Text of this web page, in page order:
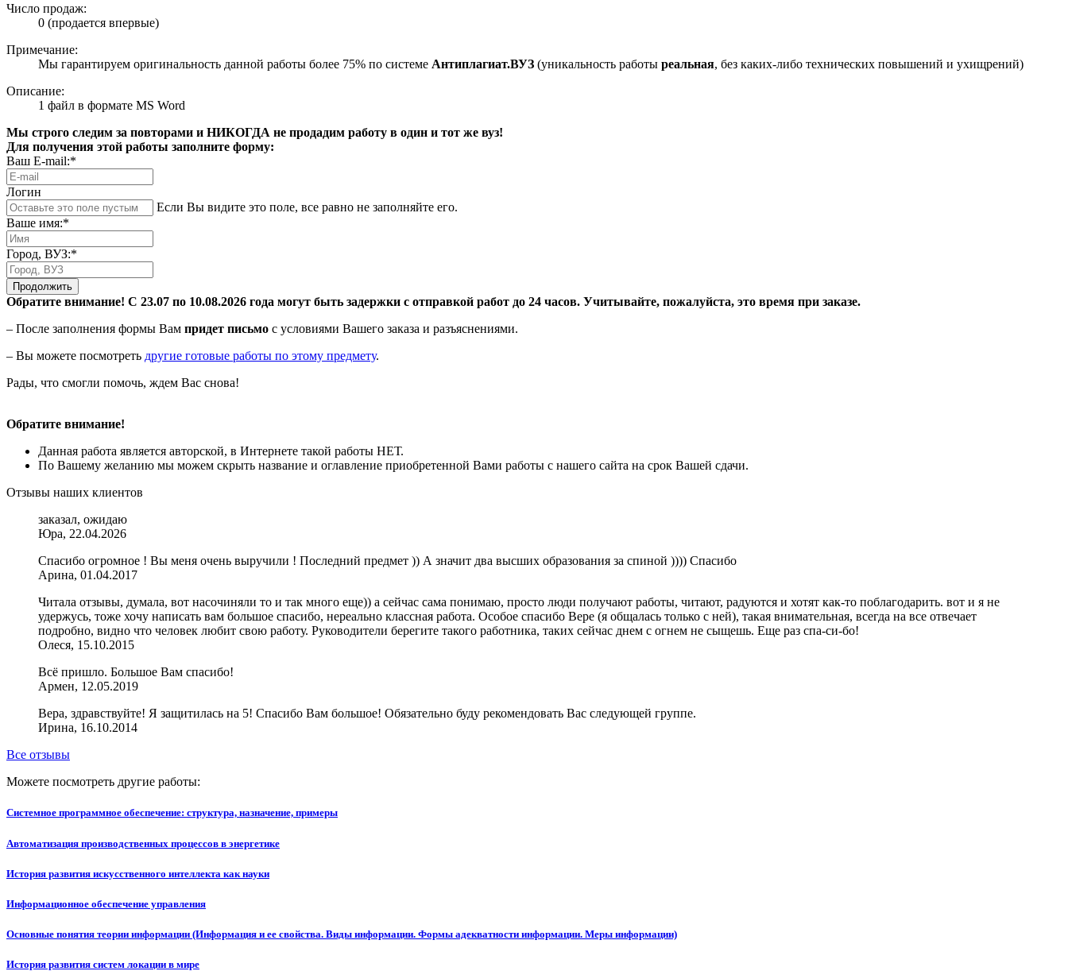
Число продаж:
0 (продается впервые)
Примечание:
Мы гарантируем оригинальность данной работы более 75% по системе Антиплагиат.ВУЗ (уникальность работы реальная, без каких-либо технических повышений и ухищрений)
Описание:
1 файл в формате MS Word
Мы строго следим за повторами и НИКОГДА не продадим работу в один и тот же вуз!
Для получения этой работы заполните форму:
Ваш E-mail:*
Логин
Если Вы видите это поле, все равно не заполняйте его.
Ваше имя:*
Город, ВУЗ:*
Продолжить
Обратите внимание! С 23.07 по 10.08.2026 года могут быть задержки с отправкой работ до 24 часов. Учитывайте, пожалуйста, это время при заказе.
– После заполнения формы Вам придет письмо с условиями Вашего заказа и разъяснениями.
– Вы можете посмотреть другие готовые работы по этому предмету.
Рады, что смогли помочь, ждем Вас снова!
Обратите внимание!
Данная работа является авторской, в Интернете такой работы НЕТ.
По Вашему желанию мы можем скрыть название и оглавление приобретенной Вами работы с нашего сайта на срок Вашей сдачи.
Отзывы наших клиентов
заказал, ожидаю
Юра, 22.04.2026
Спасибо огромное ! Вы меня очень выручили ! Последний предмет )) А значит два высших образования за спиной )))) Спасибо
Арина, 01.04.2017
Читала отзывы, думала, вот насочиняли то и так много еще)) а сейчас сама понимаю, просто люди получают работы, читают, радуются и хотят как-то поблагодарить. вот и я не
удержусь, тоже хочу написать вам большое спасибо, нереально классная работа. Особое спасибо Вере (я общалась только с ней), такая внимательная, всегда на все отвечает
подробно, видно что человек любит свою работу. Руководители берегите такого работника, таких сейчас днем с огнем не сыщешь. Еще раз спа-си-бо!
Олеся, 15.10.2015
Всё пришло. Большое Вам спасибо!
Армен, 12.05.2019
Вера, здравствуйте! Я защитилась на 5! Спасибо Вам большое! Обязательно буду рекомендовать Вас следующей группе.
Ирина, 16.10.2014
Все отзывы
Можете посмотреть другие работы:
Системное программное обеспечение: структура, назначение, примеры
Автоматизация производственных процессов в энергетике
История развития искусственного интеллекта как науки
Информационное обеспечение управления
Основные понятия теории информации (Информация и ее свойства. Виды информации. Формы адекватности информации. Меры информации)
История развития систем локации в мире